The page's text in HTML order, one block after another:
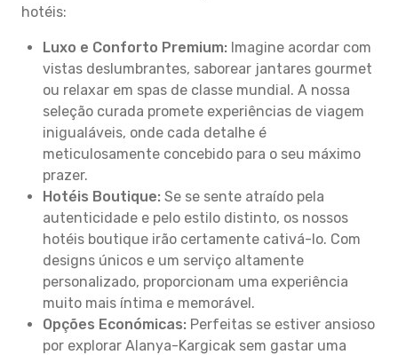
hotéis:
Luxo e Conforto Premium: Imagine acordar com
vistas deslumbrantes, saborear jantares gourmet
ou relaxar em spas de classe mundial. A nossa
seleção curada promete experiências de viagem
inigualáveis, onde cada detalhe é
meticulosamente concebido para o seu máximo
prazer.
Hotéis Boutique: Se se sente atraído pela
autenticidade e pelo estilo distinto, os nossos
hotéis boutique irão certamente cativá-lo. Com
designs únicos e um serviço altamente
personalizado, proporcionam uma experiência
muito mais íntima e memorável.
Opções Económicas: Perfeitas se estiver ansioso
por explorar Alanya-Kargicak sem gastar uma